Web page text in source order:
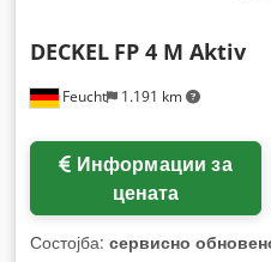
Feucht 1.191 km
DECKEL FP 4 M Aktiv
цената
Состојба: сервисно